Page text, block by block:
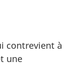
contrevient à
une